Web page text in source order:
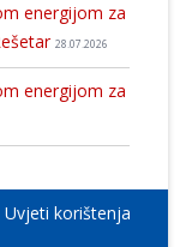
energijom za
28.07.2026
energijom za
Uvjeti korištenja